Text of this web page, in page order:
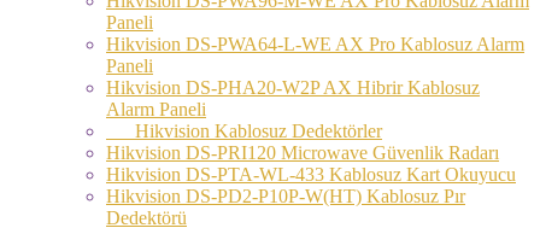
Paneli
Hikvision DS-PWA64-L-WE AX Pro Kablosuz Alarm
Paneli
Hikvision DS-PHA20-W2P AX Hibrir Kablosuz
Alarm Paneli
Hikvision Kablosuz Dedektörler
Hikvision DS-PRI120 Microwave Güvenlik Radarı
Hikvision DS-PTA-WL-433 Kablosuz Kart Okuyucu
Hikvision DS-PD2-P10P-W(HT) Kablosuz Pır
Dedektörü